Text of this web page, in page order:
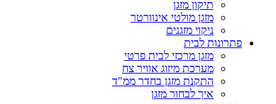
תיקון מזגן
מזגן מולטי אינוורטר
ניקוי מזגנים
פתרונות לבית
מזגן מרכזי לבית פרטי
מערכת מיזוג אוויר צח
התקנת מזגן בחדר ממ"ד
איך לבחור מזגן